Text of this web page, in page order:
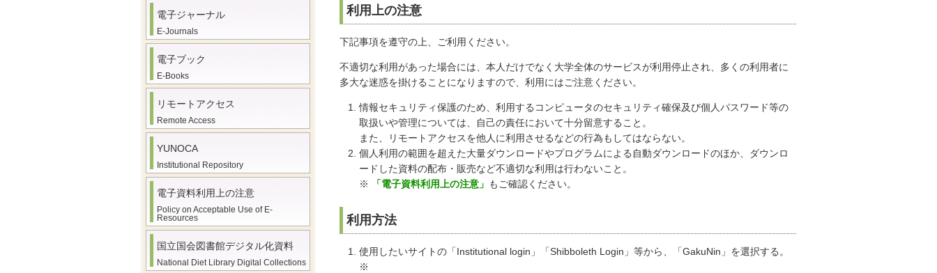
利用上の注意
下記事項を遵守の上、ご利用ください。
不適切な利用があった場合には、本人だけでなく大学全体のサービスが利用停止され、多くの利用者に
多大な迷惑を掛けることになりますので、利用にはご注意ください。
情報セキュリティ保護のため、利用するコンピュータのセキュリティ確保及び個人パスワード等の
取扱いや管理については、自己の責任において十分留意すること。
また、リモートアクセスを他人に利用させるなどの行為もしてはならない。
個人利用の範囲を超えた大量ダウンロードやプログラムによる自動ダウンロードのほか、ダウンロ
ードした資料の配布・販売など不適切な利用は行わないこと。
※
「電子資料利用上の注意」 もご確認ください。
利用方法
使用したいサイトの「Institutional login」「Shibboleth Login」等から、「GakuNin」を選択する。
※
電子ジャーナル
E-Journals
電子ブック
E-Books
リモートアクセス
Remote Access
YUNOCA
Institutional Repository
電子資料利用上の注意
Policy on Acceptable Use of E-
Resources
国立国会図書館デジタル化資料
National Diet Library Digital Collections